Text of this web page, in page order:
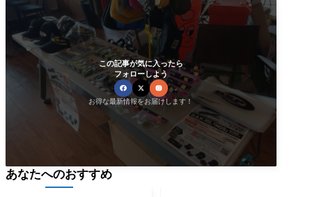
この記事が気に入ったら
フォローしよう
お得な最新情報をお届けします！
あなたへのおすすめ